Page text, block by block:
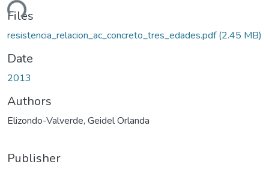
Files
resistencia_relacion_ac_concreto_tres_edades.pdf(2.45 MB)
Date
2013
Authors
Elizondo-Valverde, Geidel Orlanda
Publisher